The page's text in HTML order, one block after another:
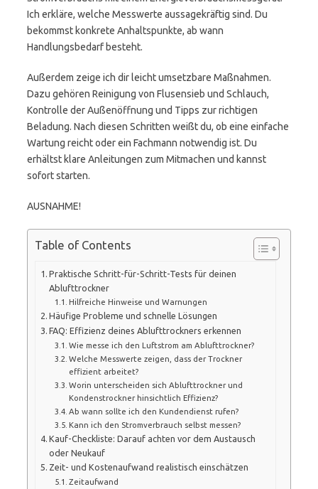
Ich erkläre, welche Messwerte aussagekräftig sind. Du
bekommst konkrete Anhaltspunkte, ab wann
Handlungsbedarf besteht.
Außerdem zeige ich dir leicht umsetzbare Maßnahmen.
Dazu gehören Reinigung von Flusensieb und Schlauch,
Kontrolle der Außenöffnung und Tipps zur richtigen
Beladung. Nach diesen Schritten weißt du, ob eine einfache
Wartung reicht oder ein Fachmann notwendig ist. Du
erhältst klare Anleitungen zum Mitmachen und kannst
sofort starten.
AUSNAHME!
Table of Contents
Praktische Schritt-für-Schritt-Tests für deinen
Ablufttrockner
Hilfreiche Hinweise und Warnungen
Häufige Probleme und schnelle Lösungen
FAQ: Effizienz deines Ablufttrockners erkennen
Wie messe ich den Luftstrom am Ablufttrockner?
Welche Messwerte zeigen, dass der Trockner
effizient arbeitet?
Worin unterscheiden sich Ablufttrockner und
Kondenstrockner hinsichtlich Effizienz?
Ab wann sollte ich den Kundendienst rufen?
Kann ich den Stromverbrauch selbst messen?
Kauf-Checkliste: Darauf achten vor dem Austausch
oder Neukauf
Zeit- und Kostenaufwand realistisch einschätzen
Zeitaufwand